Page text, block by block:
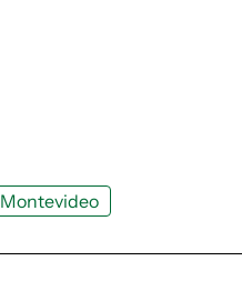
Montevideo